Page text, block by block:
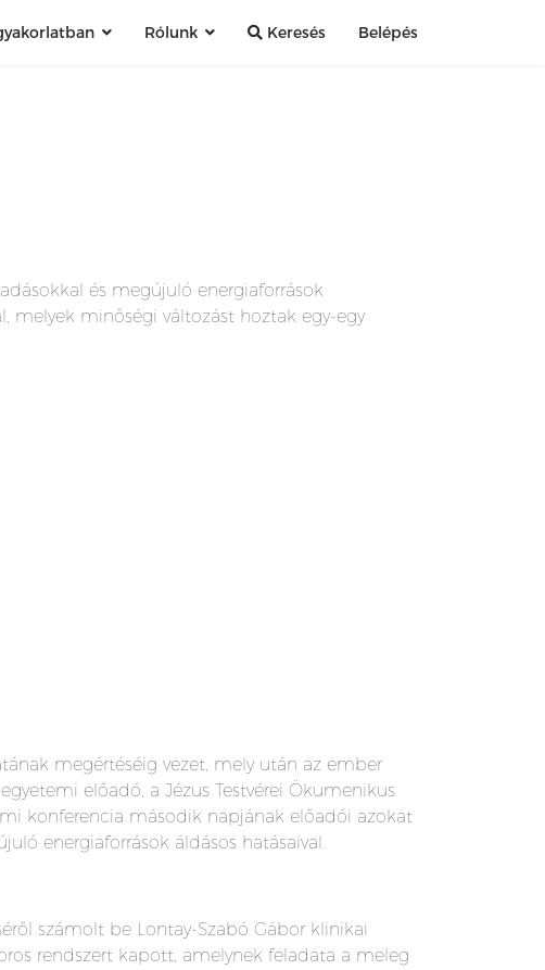
Rólunk Keresés Belépés
és megújuló energiaforrások
melyek minőségi változást hoztak egy-egy
megértéséig vezet, mely után az ember
előadó, a Jézus Testvérei Ökumenikus
konferencia második napjának előadói azokat
energiaforrások áldásos hatásaival.
számolt be Lontay-Szabó Gábor klinikai
rendszert kapott, amelynek feladata a meleg